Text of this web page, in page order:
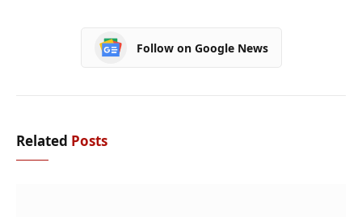
Follow on Google News
Related Posts